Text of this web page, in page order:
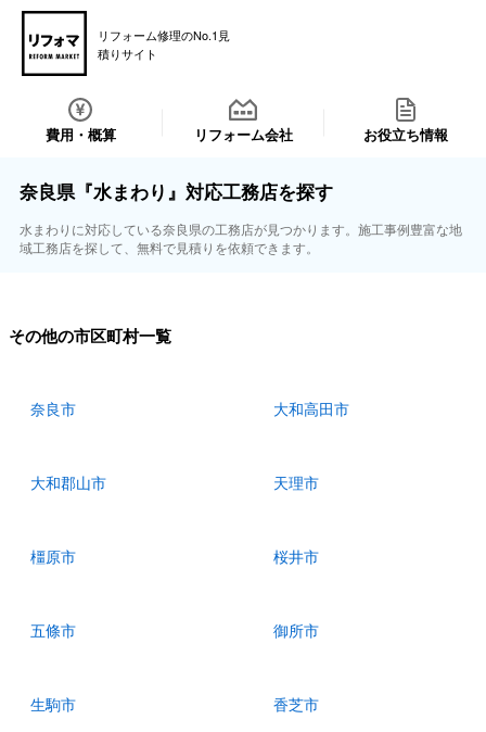
リフォーム修理のNo.1見
積りサイト
費用・概算 リフォーム会社 お役立ち情報
奈良県『水まわり』対応工務店を探す
水まわりに対応している奈良県の工務店が見つかります。施工事例豊富な地
域工務店を探して、無料で見積りを依頼できます。
その他の市区町村一覧
奈良市 大和高田市
大和郡山市 天理市
橿原市 桜井市
五條市 御所市
生駒市 香芝市